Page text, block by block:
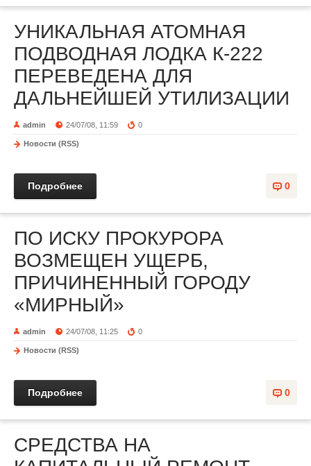
УНИКАЛЬНАЯ АТОМНАЯ
ПОДВОДНАЯ ЛОДКА К-222
ПЕРЕВЕДЕНА ДЛЯ
ДАЛЬНЕЙШЕЙ УТИЛИЗАЦИИ
admin 24/07/08, 11:59 0
Новости (RSS)
0
Подробнее
ПО ИСКУ ПРОКУРОРА
ВОЗМЕЩЕН УЩЕРБ,
ПРИЧИНЕННЫЙ ГОРОДУ
«МИРНЫЙ»
admin 24/07/08, 11:25 0
Новости (RSS)
0
Подробнее
СРЕДСТВА НА